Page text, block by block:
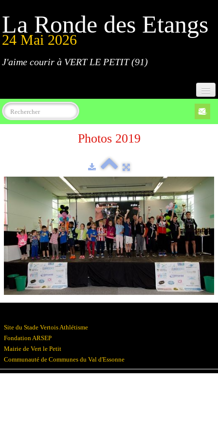
La Ronde des Etangs
24 Mai 2026
J'aime courir à VERT LE PETIT (91)
Accueil
Résultats
Devenez bénévoles
Partenaires
Photos▼
Photos 2019
Site du Stade Vertois Athlétisme
Fondation ARSEP
Mairie de Vert le Petit
Communauté de Communes du Val d'Essonne